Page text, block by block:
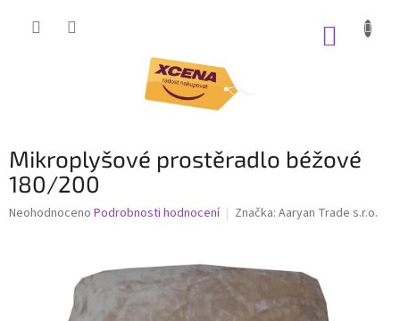
Mikroplyšové prostěradlo béžové
180/200
Průměrné
Neohodnoceno Podrobnosti hodnocení Značka: Aaryan Trade s.r.o.